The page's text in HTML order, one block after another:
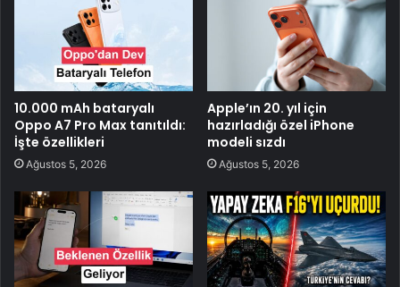
10.000 mAh bataryalı
Oppo A7 Pro Max tanıtıldı:
İşte özellikleri
Ağustos 5, 2026
Apple’ın 20. yıl için
hazırladığı özel iPhone
modeli sızdı
Ağustos 5, 2026